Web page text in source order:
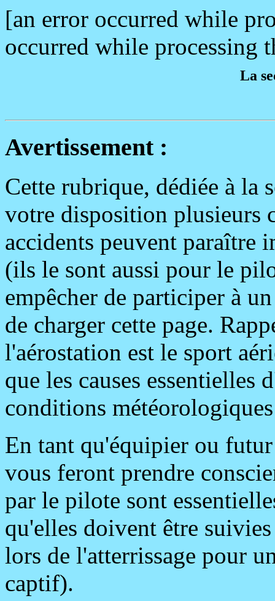
[an error occurred while
occurred while processing
La
Avertissement :
Cette rubrique, dédiée à la
votre disposition plusieurs
accidents peuvent paraître
(ils le sont aussi pour le
empêcher de participer à
de charger cette page.
l'aérostation est le sport
que les causes essentielles
conditions
En tant qu'équipier ou futur
vous feront prendre
par le pilote sont
qu'elles doivent être
lors de l'atterrissage pour
captif).